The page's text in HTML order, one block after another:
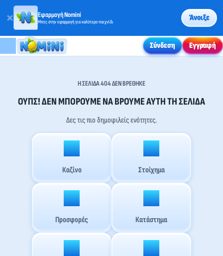
Εφαρμογή Nomini
Μπες στην εφαρμογή για καλύτερο παιχνίδι Άνοιξε
Σύνδεση Εγγραφή
Η ΣΕΛΊΔΑ 404 ΔΕΝ ΒΡΈΘΗΚΕ
ΟΥΠΣ! ΔΕΝ ΜΠΟΡΟΎΜΕ ΝΑ ΒΡΟΎΜΕ ΑΥΤΉ ΤΗ ΣΕΛΊΔΑ
Δες τις πιο δημοφιλείς ενότητες.
Καζίνο Στοίχημα
Προσφορές Κατάστημα